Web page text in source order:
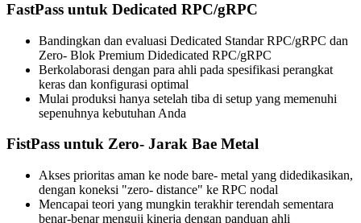
FastPass untuk Dedicated RPC/gRPC
Bandingkan dan evaluasi Dedicated Standar RPC/gRPC dan
Zero- Blok Premium Didedicated RPC/gRPC
Berkolaborasi dengan para ahli pada spesifikasi perangkat
keras dan konfigurasi optimal
Mulai produksi hanya setelah tiba di setup yang memenuhi
sepenuhnya kebutuhan Anda
FistPass untuk Zero- Jarak Bae Metal
Akses prioritas aman ke node bare- metal yang didedikasikan,
dengan koneksi "zero- distance" ke RPC nodal
Mencapai teori yang mungkin terakhir terendah sementara
benar-benar menguji kinerja dengan panduan ahli